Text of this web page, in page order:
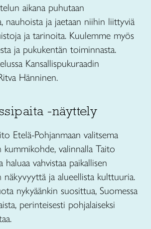
aikana puhutaan
nauhoista ja jaetaan niihin liittyviä
ja tarinoita. Kuulemme myös
ja pukukentän toiminnasta.
Kansallispukuraadin
Hänninen.
-näyttely
Etelä-Pohjanmaan valitsema
kummikohde, valinnalla Taito
haluaa vahvistaa paikallisen
näkyvyyttä ja alueellista kulttuuria.
nykyäänkin suosittua, Suomessa
perinteisesti pohjalaiseksi